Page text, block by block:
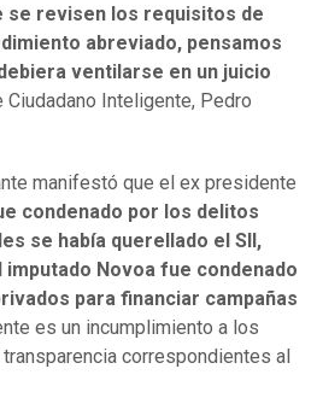
se revisen los requisitos de
abreviado, pensamos
ventilarse en un juicio
Ciudadano Inteligente, Pedro
manifestó que el ex presidente
condenado por los delitos
se había querellado el SII,
Novoa fue condenado
para financiar campañas
es un incumplimiento a los
correspondientes al